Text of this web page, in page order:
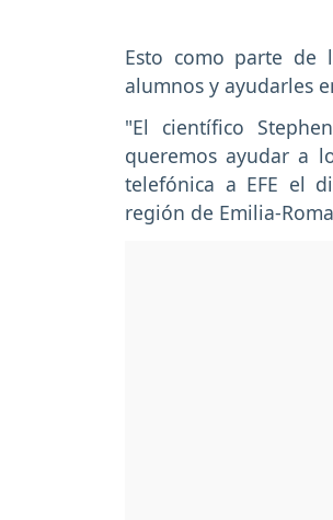
Esto como parte de
alumnos y ayudarles
"El científico
queremos ayudar a
telefónica a EFE el
región de Emilia-